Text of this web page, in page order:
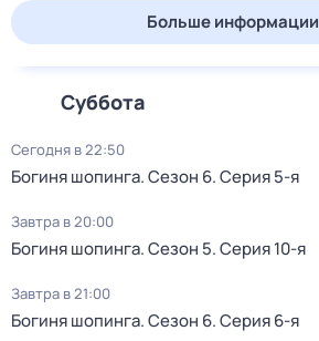
Больше информации
Суббота
Сегодня в 22:50
Богиня шопинга. Сезон 6. Серия 5-я
Завтра в 20:00
Богиня шопинга. Сезон 5. Серия 10-я
Завтра в 21:00
Богиня шопинга. Сезон 6. Серия 6-я